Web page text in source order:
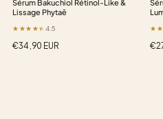
Sérum Bakuchiol Rétinol-Like &
Lissage Phytaē
4.5
Prix
€34,90 EUR